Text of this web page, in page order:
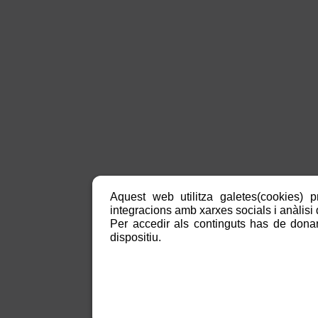
Aquest web utilitza galetes(cookies)
integracions amb xarxes socials i anàlisi
Per accedir als continguts has de
dispositiu.